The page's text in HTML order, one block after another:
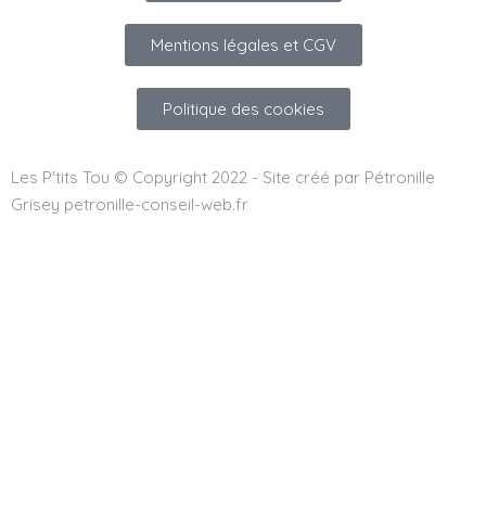
Mentions légales et CGV
Politique des cookies
Les P'tits Tou © Copyright 2022 - Site créé par Pétronille
Grisey petronille-conseil-web.fr